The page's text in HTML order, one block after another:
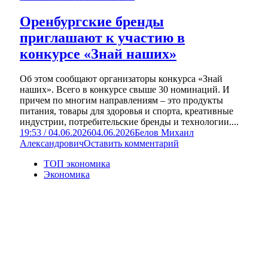
Оренбургские бренды
приглашают к участию в
конкурсе «Знай наших»
Об этом сообщают организаторы конкурса «Знай
наших». Всего в конкурсе свыше 30 номинаций. И
причем по многим направлениям – это продукты
питания, товары для здоровья и спорта, креативные
индустрии, потребительские бренды и технологии....
19:53 / 04.06.202604.06.2026Белов Михаил
АлександровичОставить комментарий
ТОП экономика
Экономика